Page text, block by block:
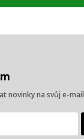
novinky na svůj e-mail